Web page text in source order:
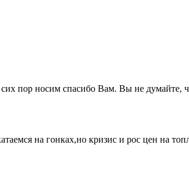
пор носим спасибо Вам. Вы не думайте,
на гонках,но кризис и рос цен на